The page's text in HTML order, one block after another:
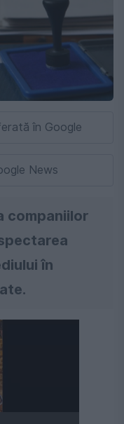
în Google
News
companiilor
în